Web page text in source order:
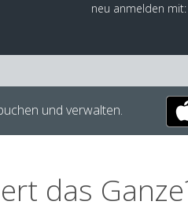
neu anmelden mit:
und verwalten.
das